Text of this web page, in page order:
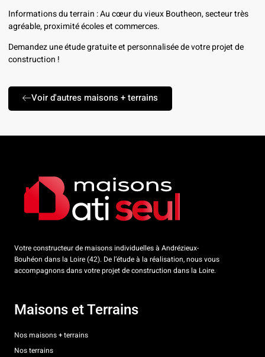
Informations du terrain : Au cœur du vieux Boutheon, secteur très
agréable, proximité écoles et commerces.
Demandez une étude gratuite et personnalisée de votre projet de
construction !
Voir d'autres maisons + terrains
Votre constructeur de maisons individuelles à Andrézieux-
Bouhéon dans la Loire (42). De l’étude à la réalisation, nous vous
accompagnons dans votre projet de construction dans la Loire.
Maisons et Terrains
Nos maisons + terrains
Nos terrains